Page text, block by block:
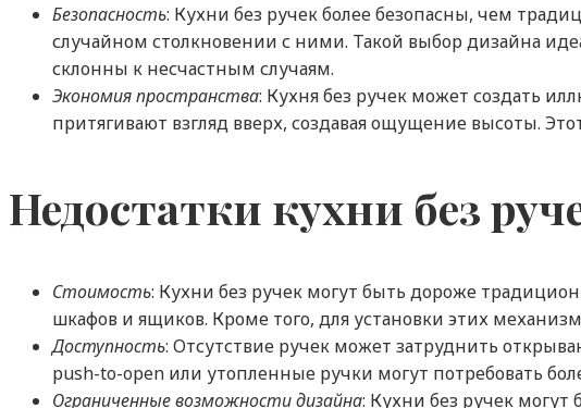
Безопасность: Кухни без ручек более безопасны, чем
случайном столкновении с ними. Такой выбор дизайна
склонны к несчастным случаям.
Экономия пространства: Кухня без ручек может создать
притягивают взгляд вверх, создавая ощущение высоты.
Недостатки кухни без
Стоимость: Кухни без ручек могут быть дороже
шкафов и ящиков. Кроме того, для установки этих
Доступность: Отсутствие ручек может затруднить
push-to-open или утопленные ручки могут потребовать
Ограниченные возможности дизайна: Кухни без ручек